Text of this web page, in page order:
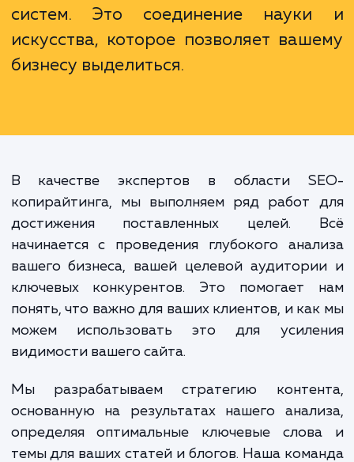
аудитории и удовлетворяет
поисковых систем. Это
рассказать историю,
читателями на глубоком
технические требования
систем. Это соединение
искусства, которое позволяет
бизнесу выделиться.
В качестве экспертов в области
копирайтинга, мы выполняем ряд работ
достижения поставленных целей.